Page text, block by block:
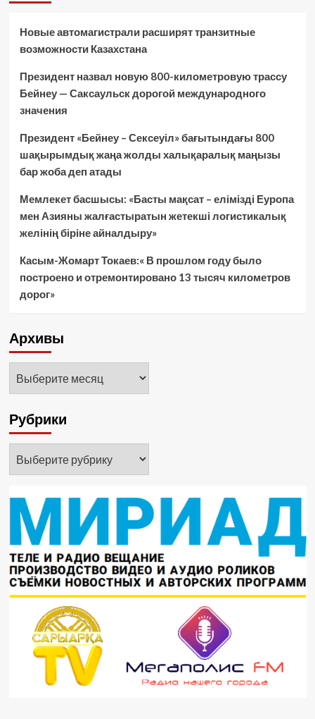
Новые автомагистрали расширят транзитные
возможности Казахстана
Президент назвал новую 800-километровую трассу
Бейнеу — Саксаульск дорогой международного
значения
Президент «Бейнеу – Сексеуіл» бағытындағы 800
шақырымдық жаңа жолды халықаралық маңызы
бар жоба деп атады
Мемлекет басшысы: «Басты мақсат – елімізді Еуропа
мен Азияны жалғастыратын жетекші логистикалық
желінің біріне айналдыру»
Касым-Жомарт Токаев:« В прошлом году было
построено и отремонтировано 13 тысяч километров
дорог»
Архивы
Рубрики